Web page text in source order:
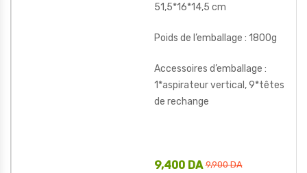
51,5*16*14,5 cm
Poids de l’emballage : 1800g
Accessoires d’emballage :
1*aspirateur vertical, 9*têtes
de rechange
9,900DA
9,400 DA